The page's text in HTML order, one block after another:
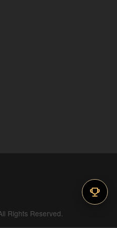
Rights Reserved.